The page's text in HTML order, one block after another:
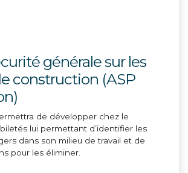
générale sur les
construction (ASP
de développer chez le
lui permettant d’identifier les
dans son milieu de travail et de
pour les éliminer.